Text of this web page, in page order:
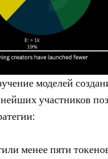
моделей
участников
менее пяти